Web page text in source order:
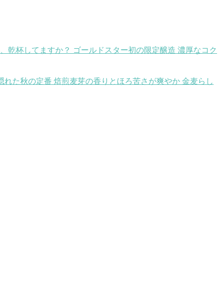
乾杯してますか？ ゴールドスター初の限定醸造 濃厚なコク
た秋の定番 焙煎麦芽の香りとほろ苦さが爽やか 金麦らし